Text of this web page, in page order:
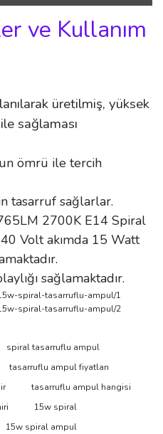
ve Kullanım
üretilmiş, yüksek
sağlaması
ömrü ile tercih
tasarruf sağlarlar.
2700K E14 Spiral
Volt akımda 15 Watt
sağlamaktadır.
siz yapın!
Yaz
ve diğer
ederiz.
görüntülenemiyor.
spiral tasarruflu ampul
tasarruflu ampul fiyatları
tasarruflu ampul hangisi
15w spiral
15w spiral ampul